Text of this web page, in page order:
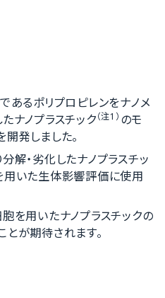
あるポリプロピレンをナノメ
ナノプラスチック（注1） のモ
発しました。
解・劣化したナノプラスチッ
用いた生体影響評価に使用
を用いたナノプラスチックの
が期待されます。